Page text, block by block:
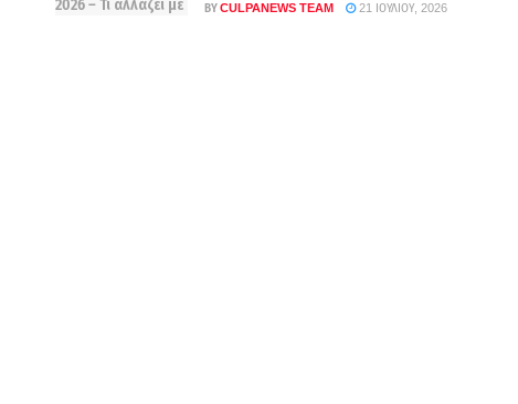
BYCULPANEWS TEAM 21 ΙΟΥΛΊΟΥ, 2026